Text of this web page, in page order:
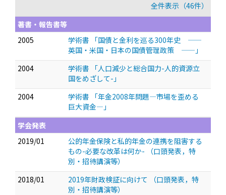
全件表示（46件）
著書・報告書等
2005
学術書 「国債と金利を巡る300年史 ——
英国・米国・日本の国債管理政策 ——」
2004
学術書 「人口減少と総合国力-人的資源立
国をめざして-」
2004
学術書 「年金2008年問題—市場を歪める
巨大資金—」
学会発表
2019/01
公的年金保険と私的年金の連携を阻害する
もの-必要な改革は何か-
（口頭発表，特
別・招待講演等）
2018/01
2019年財政検証に向けて
（口頭発表，特
別・招待講演等）